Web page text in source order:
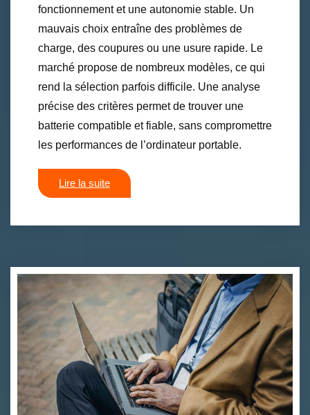
fonctionnement et une autonomie stable. Un
mauvais choix entraîne des problèmes de
charge, des coupures ou une usure rapide. Le
marché propose de nombreux modèles, ce qui
rend la sélection parfois difficile. Une analyse
précise des critères permet de trouver une
batterie compatible et fiable, sans compromettre
les performances de l’ordinateur portable.
Lire la suite